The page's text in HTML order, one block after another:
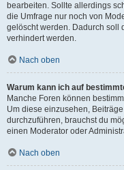
bearbeiten. Sollte allerdings
die Umfrage nur noch von
gelöscht werden. Dadurch soll
verhindert werden.
Nach oben
Warum kann ich auf
Manche Foren können
Um diese einzusehen,
durchzuführen, brauchst du
einen Moderator oder
Nach oben